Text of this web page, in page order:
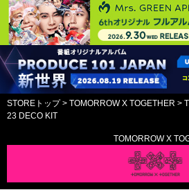
STOREトップ> TOMORROW X TOGETHER >
23 DECO KIT
TOMORROW X